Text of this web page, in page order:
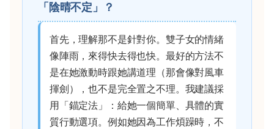
「陰晴不定」？
首先，理解那不是針對你。雙子女的情緒
像陣雨，來得快去得也快。最好的方法不
是在她激動時跟她講道理（那會像對風車
揮劍），也不是完全置之不理。我建議採
用「錨定法」：給她一個簡單、具體的實
質行動選項。例如她因為工作煩躁時，不